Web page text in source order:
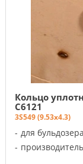
Кольцо
C6121
3S549 (9.53x4.3)
для